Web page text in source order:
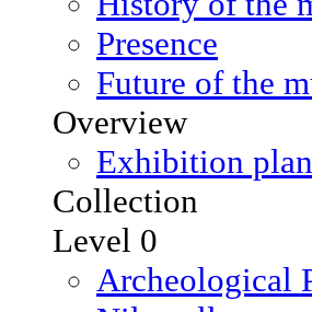
Presence
Future of the
Overview
Exhibition plan
Collection
Level 0
Archeological